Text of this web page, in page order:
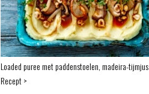
Loaded puree met paddenstoelen, madeira-tijmjus
Recept >